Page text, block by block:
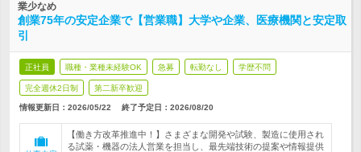
業少なめ
創業75年の安定企業で【営業職】大学や企業、医療機関と安定取
引
正社員 職種・業種未経験OK 急募 転勤なし 学歴不問
完全週休2日制 第二新卒歓迎
情報更新日：2026/05/22 終了予定日： 2026/08/20
【働き方改革推進中！】さまざまな開発や試験、製造に使用され
る試薬・機器の法人営業を担当し、最先端技術の提案や情報提供